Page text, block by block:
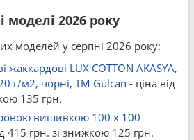
моделі 2026 року
моделей у серпні 2026 року:
LUX COTTON AKASYA,
г/м2, чорні, ТМ Gulcan - ціна від
135 грн.
вишивкою 100 x 100
415 грн. зі знижкою 125 грн.